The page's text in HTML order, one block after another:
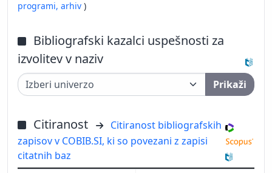
programi, arhiv )
Bibliografski kazalci uspešnosti za
izvolitev v naziv
Prikaži
Citiranost
Citiranost bibliografskih
zapisov v COBIB.SI, ki so povezani z zapisi
citatnih baz